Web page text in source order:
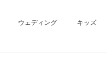
ウェディング キッズ